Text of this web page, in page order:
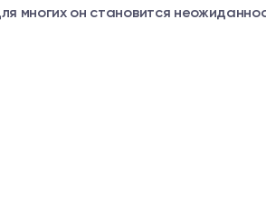
многих он становится